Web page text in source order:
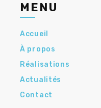
MENU
Accueil
À propos
Réalisations
Actualités
Contact